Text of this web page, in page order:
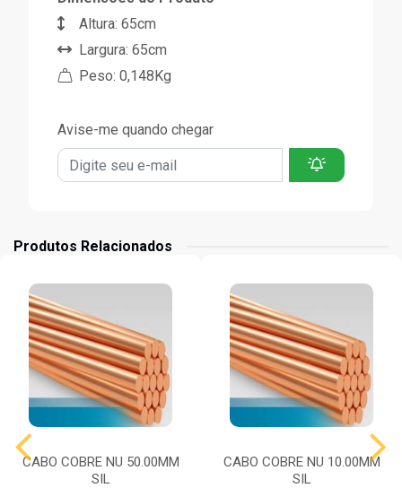
Altura: 65cm
Largura: 65cm
Peso: 0,148Kg
Avise-me quando chegar
Produtos Relacionados
CABO COBRE NU 50.00MM
SIL
CABO COBRE NU 10.00MM
SIL